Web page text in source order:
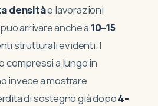
densitàe lavorazioni
arrivare anche a10–15
strutturali evidenti. I
compressi a lungo in
invece a mostrare
di sostegno già dopo4–